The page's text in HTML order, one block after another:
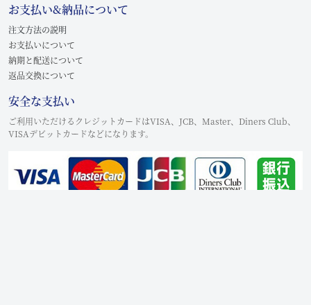
お支払い&納品について
注文方法の説明
お支払いについて
納期と配送について
返品交換について
安全な支払い
ご利用いただけるクレジットカードはVISA、JCB、Master、Diners Club、
VISAデビットカードなどになります。